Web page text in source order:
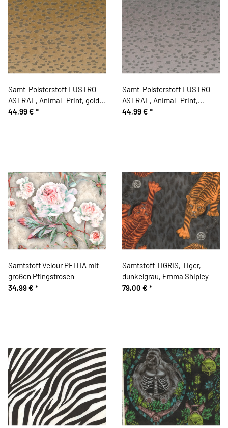
Samt-Polsterstoff LUSTRO
ASTRAL, Animal- Print, gold,
Sanderson
44,99 € *
Samt-Polsterstoff LUSTRO
ASTRAL, Animal- Print,
silbergrau, Sanderson
44,99 € *
Samtstoff Velour PEITIA mit
großen Pfingstrosen
34,99 € *
Samtstoff TIGRIS, Tiger,
dunkelgrau, Emma Shipley
79,00 € *